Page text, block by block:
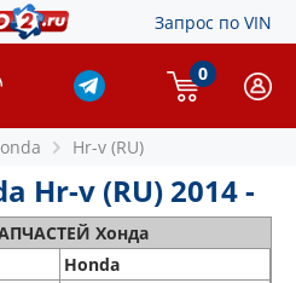
Запрос по VIN
0
Hr-v (RU)
Hr-v (RU) 2014 -
Хонда
Honda